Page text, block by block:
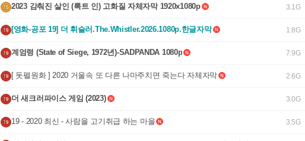
2023 감춰진 살인 (록트 인) 고화질 자체자막 1920x1080p 3.1G
[영화-공포 19] 더 휘슬러.The.Whistler.2026.1080p.한글자막 1.8G
계엄령 (State of Siege, 1972년)-SADPANDA 1080p 7.9G
[ 돗펠원화 ] 2020 거울속 또 다른 나마주치면 죽는다 자체자막 2.6G
더 새크러파이스 게임 (2023) 3.0G
19 - 2020 최신 - 사람을 고기취급 하는 마을 3.5G